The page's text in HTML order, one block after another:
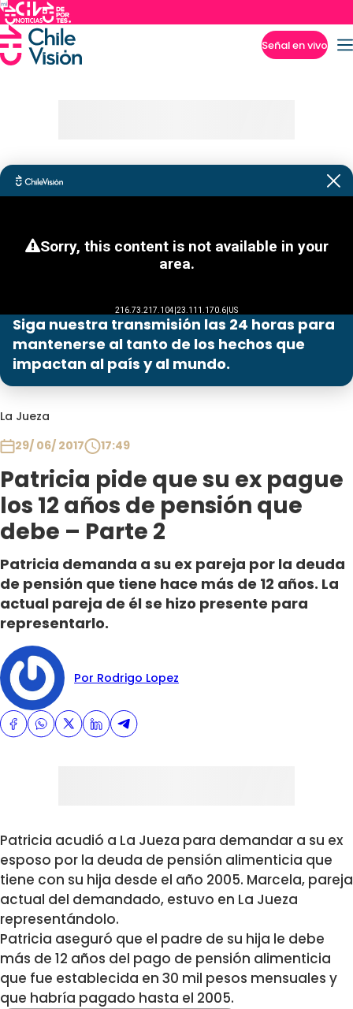
Señal en vivo
Siga nuestra transmisión las 24 horas para
mantenerse al tanto de los hechos que
impactan al país y al mundo.
La Jueza
29/ 06/ 2017
17:49
Patricia pide que su ex pague
los 12 años de pensión que
debe – Parte 2
Patricia demanda a su ex pareja por la deuda
de pensión que tiene hace más de 12 años. La
actual pareja de él se hizo presente para
representarlo.
Por Rodrigo Lopez
Patricia acudió a La Jueza para demandar a su ex
esposo por la deuda de pensión alimenticia que
tiene con su hija desde el año 2005. Marcela, pareja
actual del demandado, estuvo en La Jueza
representándolo.
Patricia aseguró que el padre de su hija le debe
más de 12 años del pago de pensión alimenticia
que fue establecida en 30 mil pesos mensuales y
que habría pagado hasta el 2005.
Programas
Contigo en Directo
Plan Perfecto
El Tiempo
Sabingo
Todos Los Programas